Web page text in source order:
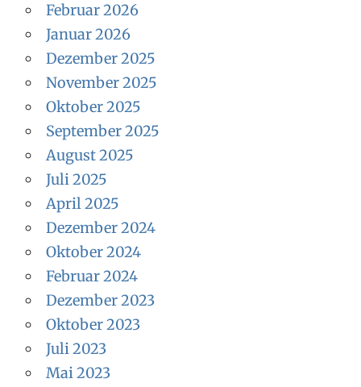
Februar 2026
Januar 2026
Dezember 2025
November 2025
Oktober 2025
September 2025
August 2025
Juli 2025
April 2025
Dezember 2024
Oktober 2024
Februar 2024
Dezember 2023
Oktober 2023
Juli 2023
Mai 2023